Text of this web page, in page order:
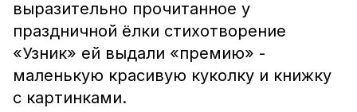
выразительно прочитанное у
праздничной ёлки стихотворение
«Узник» ей выдали «премию» -
маленькую красивую куколку и книжку
с картинками.